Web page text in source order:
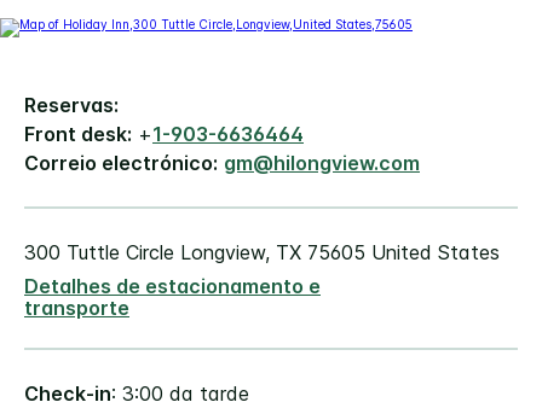
Reservas:
Front desk: +1-903-6636464
Correio electrónico: gm@hilongview.com
300 Tuttle Circle Longview, TX 75605 United States
Detalhes de estacionamento e
transporte
Check-in: 3:00 da tarde